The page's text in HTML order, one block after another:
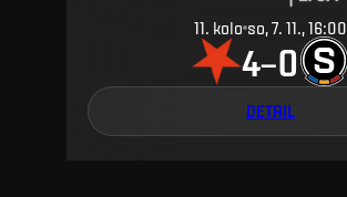
11. kolo so, 7. 11., 16:00
4–0
DETAIL